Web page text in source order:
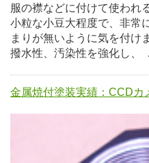
服の襟などに付けて使われ
小粒な小豆大程度で、非常
まりが無いように気を付け
撥水性、汚染性を強化し、
金属焼付塗装実績：CCDカ